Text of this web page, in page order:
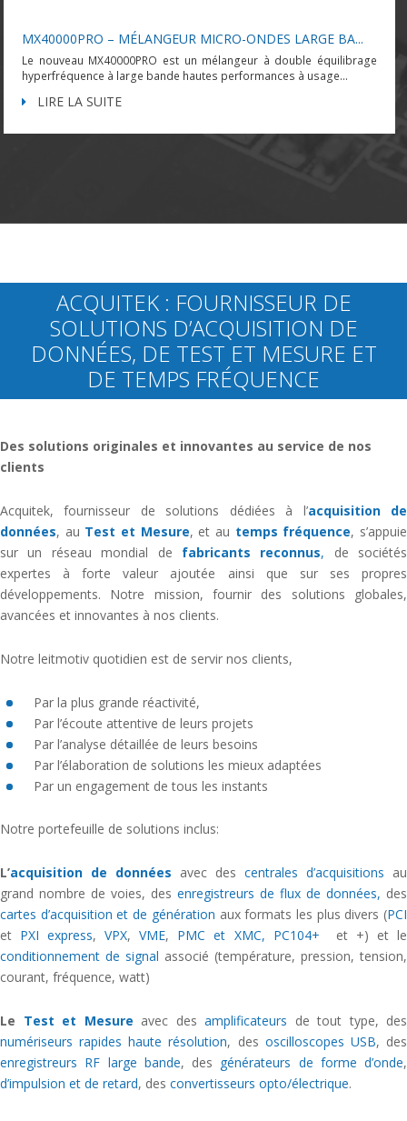
MX40000PRO – MÉLANGEUR MICRO-ONDES LARGE BA...
Le nouveau MX40000PRO est un mélangeur à double équilibrage
hyperfréquence à large bande hautes performances à usage...
LIRE LA SUITE
ACQUITEK : FOURNISSEUR DE
SOLUTIONS D’ACQUISITION DE
DONNÉES, DE TEST ET MESURE ET
DE TEMPS FRÉQUENCE
Des solutions originales et innovantes au service de nos
clients
Acquitek, fournisseur de solutions dédiées à l’acquisition de
données, au Test et Mesure, et au temps fréquence, s’appuie
sur un réseau mondial de fabricants reconnus, de sociétés
expertes à forte valeur ajoutée ainsi que sur ses propres
développements. Notre mission, fournir des solutions globales,
avancées et innovantes à nos clients.
Notre leitmotiv quotidien est de servir nos clients,
Par la plus grande réactivité,
Par l’écoute attentive de leurs projets
Par l’analyse détaillée de leurs besoins
Par l’élaboration de solutions les mieux adaptées
Par un engagement de tous les instants
Notre portefeuille de solutions inclus:
L’acquisition de données avec des centrales d’acquisitions au
grand nombre de voies, des enregistreurs de flux de données, des
cartes d’acquisition et de génération aux formats les plus divers (PCI
et PXI express,VPX,VME, PMC et XMC, PC104+ et +) et le
conditionnement de signal associé (température, pression, tension,
courant, fréquence, watt)
Le Test et Mesure avec des amplificateurs de tout type, des
numériseurs rapides haute résolution, des oscilloscopes USB, des
enregistreurs RF large bande, des générateurs de forme d’onde,
d’impulsion et de retard, des convertisseurs opto/électrique.